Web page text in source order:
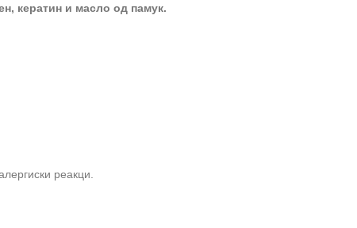
, кератин и масло од памук.
реакци.